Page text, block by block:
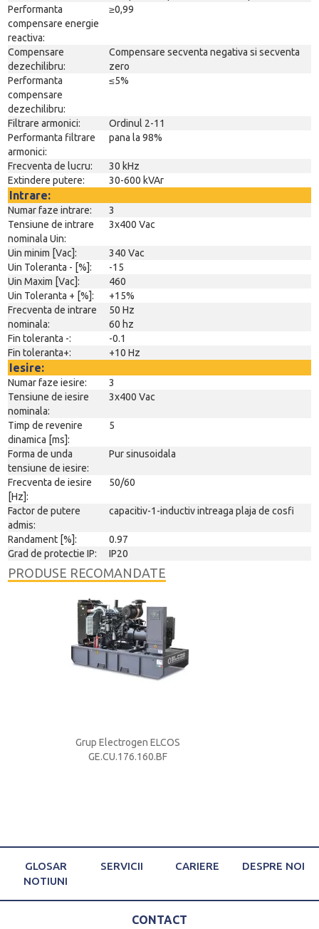
Performanta
compensare energie
reactiva:
≥0,99
Compensare
dezechilibru:
Compensare secventa negativa si secventa
zero
Performanta
compensare
dezechilibru:
≤5%
Filtrare armonici:
Ordinul 2-11
Performanta filtrare
armonici:
pana la 98%
Frecventa de lucru:
30 kHz
Extindere putere:
30-600 kVAr
Intrare:
Numar faze intrare:
3
Tensiune de intrare
nominala Uin:
3x400 Vac
Uin minim [Vac]:
340 Vac
Uin Toleranta - [%]:
-15
Uin Maxim [Vac]:
460
Uin Toleranta + [%]:
+15%
Frecventa de intrare
nominala:
50 Hz
60 hz
Fin toleranta -:
-0.1
Fin toleranta+:
+10 Hz
Iesire:
Numar faze iesire:
3
Tensiune de iesire
nominala:
3x400 Vac
Timp de revenire
dinamica [ms]:
5
Forma de unda
tensiune de iesire:
Pur sinusoidala
Frecventa de iesire
[Hz]:
50/60
Factor de putere
admis:
capacitiv-1-inductiv intreaga plaja de cosfi
Randament [%]:
0.97
Grad de protectie IP:
IP20
PRODUSE RECOMANDATE
Grup Electrogen ELCOS
GE.CU.176.160.BF
GLOSAR
NOTIUNI
SERVICII CARIERE DESPRE NOI
CONTACT